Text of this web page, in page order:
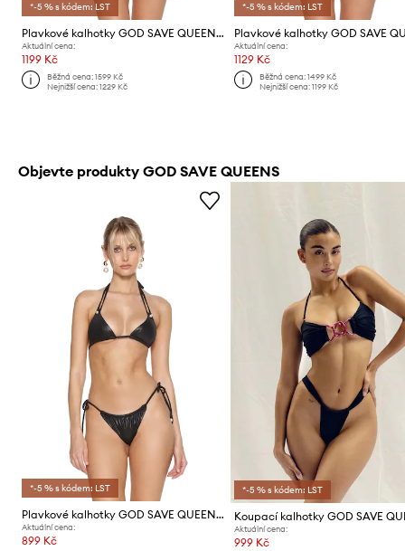
*-5 % s kódem: LST
Plavkové kalhotky GOD SAVE QUEENS CORALIA BOTTOM
Aktuální cena:
1199 Kč
Běžná cena:1599 Kč
Nejnižší cena:1229 Kč
*-5 % s kódem: LST
Aktuální cena:
1129 Kč
Běžná cena: 1499 Kč
Nejnižší cena: 1199 Kč
Objevte produkty GOD SAVE QUEENS
*-5 % s kódem: LST
Plavkové kalhotky GOD SAVE QUEENS LA BRISA BOTTOM
Aktuální cena:
899 Kč
*-5 % s kódem: LST
Aktuální cena:
999 Kč